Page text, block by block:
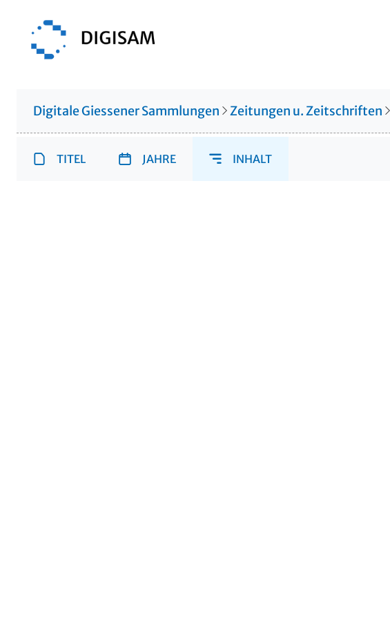
Digitale Giessener Sammlungen Zeitungen u. Zeitschriften
TITEL JAHRE INHALT